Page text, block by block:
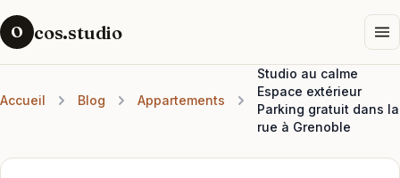
O cos.studio
Accueil Blog Appartements
Studio au calme
Espace extérieur
Parking gratuit dans la
rue à Grenoble